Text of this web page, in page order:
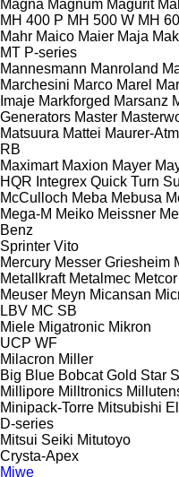
Magna Magnum Magurit
MH 400 P MH 500 W MH
Mahr Maico Maier Maja
MT P-series
Mannesmann Manroland
Marchesini Marco Marel
Imaje Markforged Marsanz
Generators Master
Matsuura Mattei Maurer-
RB
Maximart Maxion Mayer
HQR Integrex Quick Turn
McCulloch Meba Mebusa
Mega-M Meiko Meissner
Benz
Sprinter Vito
Mercury Messer Griesheim
Metallkraft Metalmec Metcor
Meuser Meyn Micansan
LBV MC SB
Miele Migatronic Mikron
UCP WF
Milacron Miller
Big Blue Bobcat Gold Star
Millipore Milltronics
Minipack-Torre Mitsubishi
D-series
Mitsui Seiki Mitutoyo
Crysta-Apex
Miwe